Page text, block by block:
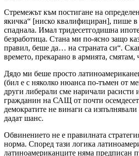
Стремежът към постигане на
якичка“ [ниско квалифициран], пише в
спаднала. Имал тридесетгодишна
безработица. Стана ми по-ясно защо
правил, беше да… на страната си“.
времето, прекарано в армията, смятам,
Дядо ми беше просто
(бил е с няколко нюанса по-тъмен от
други либерали сме наричали
гражданин на САЩ от почти осемдесет
демократите не винаги са
дадат шанс.
Обвинението не е правилната
норма. Според тази логика
латиноамериканците няма предписан